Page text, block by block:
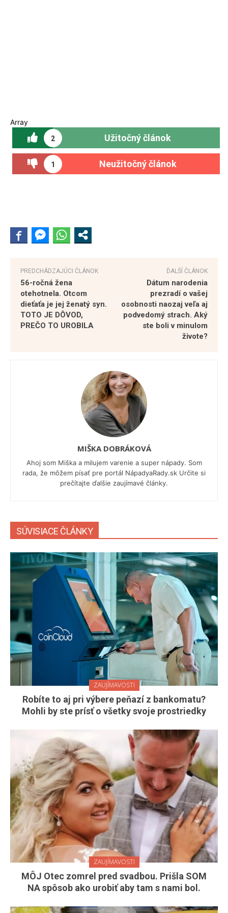
Array
2 Užitočný článok
1 Neužitočný článok
PREDCHÁDZAJÚCI ČLÁNOK
56-ročná žena
otehotnela. Otcom
dieťaťa je jej ženatý syn.
TOTO JE DÔVOD,
PREČO TO UROBILA
ĎALŠÍ ČLÁNOK
Dátum narodenia
prezradí o vašej
osobnosti naozaj veľa aj
podvedomý strach. Aký
ste boli v minulom
živote?
MIŠKA DOBRÁKOVÁ
Ahoj som Miška a milujem varenie a super nápady. Som
rada, že môžem písať pre portál NápadyaRady.sk Určite si
prečítajte ďalšie zaujímavé články.
SÚVISIACE ČLÁNKY
ZAUJÍMAVOSTI
Robíte to aj pri výbere peňazí z bankomatu?
Mohli by ste prísť o všetky svoje prostriedky
ZAUJÍMAVOSTI
MÔJ Otec zomrel pred svadbou. Prišla SOM
NA spôsob ako urobiť aby tam s nami bol.